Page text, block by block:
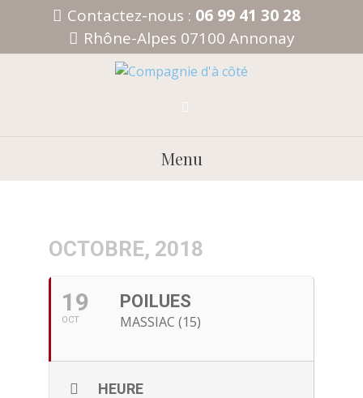
Contactez-nous : 06 99 41 30 28
Rhône-Alpes 07100 Annonay
Menu
OCTOBRE, 2018
19
OCT
POILUES
MASSIAC (15)
HEURE